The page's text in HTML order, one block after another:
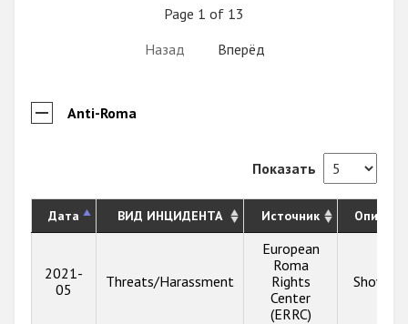
Page 1 of 13
Назад
Вперёд
Anti-Roma
Показать
Дата ВИД ИНЦИДЕНТА Источник
2021-
05
Threats/Harassment
European
Roma
Rights
Center
(ERRC)
Show